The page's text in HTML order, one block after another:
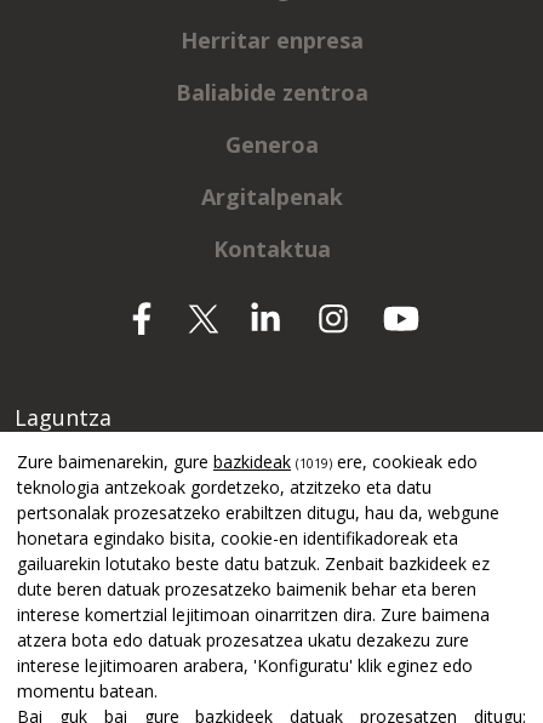
Herritar enpresa
Baliabide zentroa
Generoa
Argitalpenak
Kontaktua
Laguntza
Zure baimenarekin, gure bazkideak (1019) ere, cookieak edo
teknologia antzekoak gordetzeko, atzitzeko eta datu
pertsonalak prozesatzeko erabiltzen ditugu, hau da, webgune
honetara egindako bisita, cookie-en identifikadoreak eta
gailuarekin lotutako beste datu batzuk. Zenbait bazkideek ez
dute beren datuak prozesatzeko baimenik behar eta beren
interese komertzial lejitimoan oinarritzen dira. Zure baimena
atzera bota edo datuak prozesatzea ukatu dezakezu zure
interese lejitimoaren arabera, 'Konfiguratu' klik eginez edo
momentu batean.
Bai guk bai gure bazkideek datuak prozesatzen ditugu: